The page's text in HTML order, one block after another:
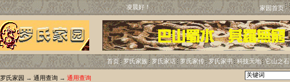
凌晨好！ 家园首页
首页 罗氏家族 罗氏家话 罗氏家传 罗氏家书 科技天地 它山之石
罗氏家园 → 通用查询 → 通用查询